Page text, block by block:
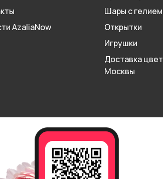
AzaliaNow
Шары с гелием
Открытки
Игрушки
Доставка
Москвы